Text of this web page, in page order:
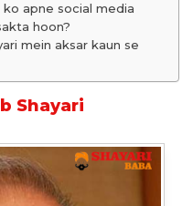
ko apne social media
hoon?
mein aksar kaun se
Shayari